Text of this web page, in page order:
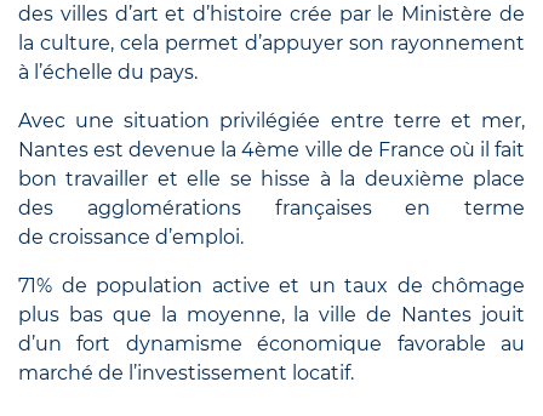
des villes d’art et d’histoire crée par le Ministère de
la culture, cela permet d’appuyer son rayonnement
à l’échelle du pays.
Avec une situation privilégiée entre terre et mer,
Nantes est devenue la 4ème ville de France où il fait
bon travailler et elle se hisse à la deuxième place
des agglomérations françaises en terme
de croissance d’emploi.
71% de population active et un taux de chômage
plus bas que la moyenne, la ville de Nantes jouit
d’un fort dynamisme économique favorable au
marché de l’investissement locatif.